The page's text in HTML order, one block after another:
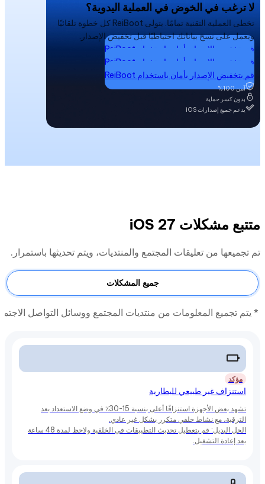
لا ترغب في الخوض في العملية اليدوية؟
تخطى العملية التقنية تمامًا. يتولى ReiBoot كل خطوة تلقائيًا
ويعمل على نسخ بياناتك احتياطيًا قبل تخفيض الإصدار.
قم بتخفيض الإصدار بأمان باستخدام ReiBoot
قم بتخفيض الإصدار بأمان باستخدام ReiBoot
قم بتخفيض الإصدار بأمان باستخدام ReiBoot
آمن 100%
بدون كسر حماية
يدعم جميع إصدارات iOS
متتبع مشكلات iOS 27
تم تجميعها من تعليقات المجتمع والمنتديات، ويتم تحديثها باستمرار.
جميع المشكلات
* يتم تجميع المعلومات من منتديات المجتمع ووسائل التواصل
مؤكد
استنزاف غير طبيعي للبطارية
تشهد بعض الأجهزة استنزافًا أعلى بنسبة 15-30٪ في وضع الاستعداد بعد
الترقية، مع نشاط خلفي متكرر بشكل غير عادي.
الحل البديل: قم بتعطيل تحديث التطبيقات في الخلفية ولاحظ لمدة 48 ساعة
بعد إعادة التشغيل.